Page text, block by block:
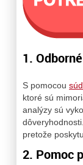
1.
S pomocou
ktoré sú
analýzy sú
pretože
2. Pomoc